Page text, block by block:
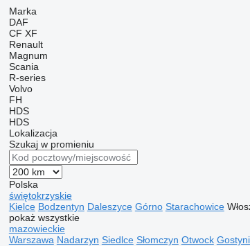
Marka
DAF
CF XF
Renault
Magnum
Scania
R-series
Volvo
FH
HDS
HDS
Lokalizacja
Szukaj w promieniu
Polska
świętokrzyskie
Kielce Bodzentyn Daleszyce Górno Starachowice
pokaż wszystkie
mazowieckie
Warszawa Nadarzyn Siedlce Słomczyn Otwock